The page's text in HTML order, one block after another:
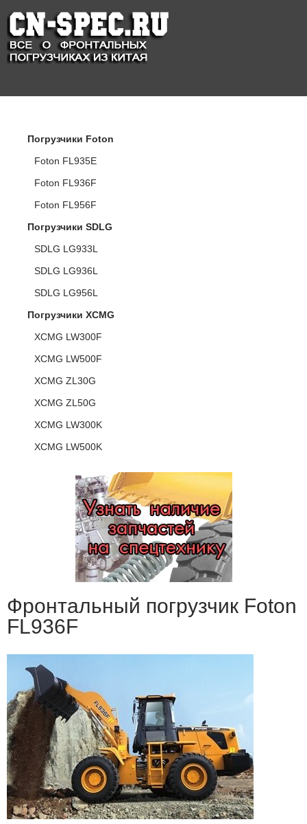
Погрузчики Foton
Foton FL935E
Foton FL936F
Foton FL956F
Погрузчики SDLG
SDLG LG933L
SDLG LG936L
SDLG LG956L
Погрузчики XCMG
XCMG LW300F
XCMG LW500F
XCMG ZL30G
XCMG ZL50G
XCMG LW300K
XCMG LW500K
Фронтальный погрузчик Foton
FL936F